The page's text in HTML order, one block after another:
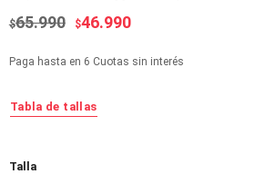
$65.990 El
original
$46.990El
actual
Paga hasta en 6 Cuotas sin interés
Tabla de tallas
Talla
Alternative: